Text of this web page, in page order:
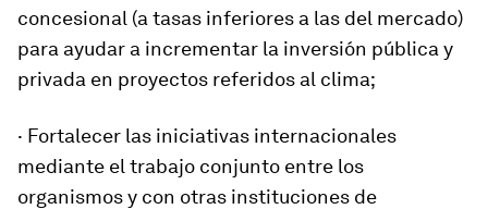
concesional (a tasas inferiores a las del mercado)
para ayudar a incrementar la inversión pública y
privada en proyectos referidos al clima;
· Fortalecer las iniciativas internacionales
mediante el trabajo conjunto entre los
organismos y con otras instituciones de